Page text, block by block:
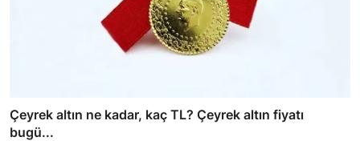
Çeyrek altın ne kadar, kaç TL? Çeyrek altın fiyatı
bugü...